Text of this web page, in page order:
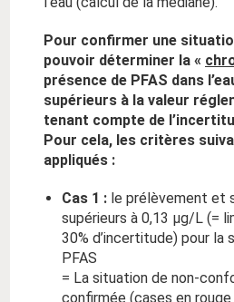
Pour confirmer une
pouvoir déterminer la «
présence de PFAS dans
supérieurs à la valeur
tenant compte de
Pour cela, les critères
appliqués :
Cas 1 : le prélèvement et
supérieurs à 0,13 µg/L (=
30% d’incertitude) pour la
PFAS
= La situation de non-
confirmée (cases en